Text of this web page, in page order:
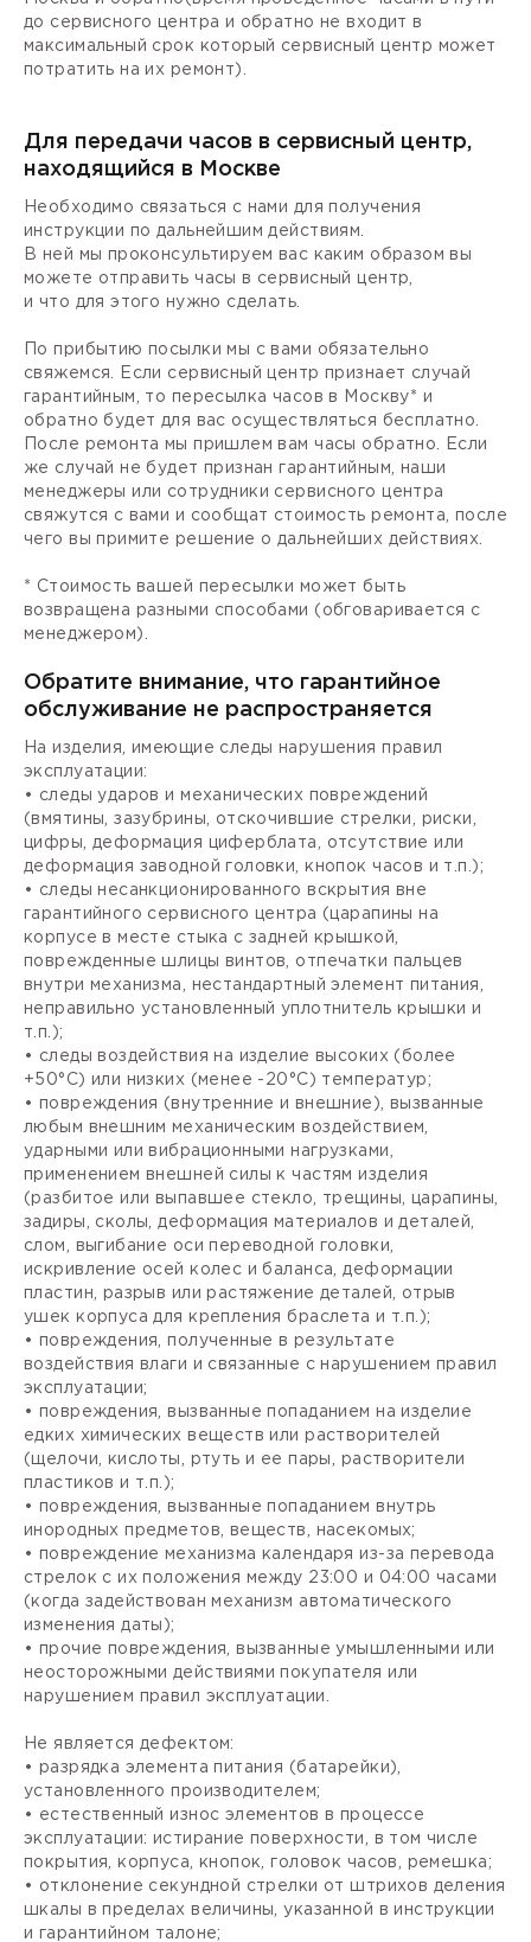
до сервисного центра и обратно не входит в
максимальный срок который сервисный центр может
потратить на их ремонт).
Для передачи часов в сервисный центр,
находящийся в Москве
Необходимо связаться с нами для получения
инструкции по дальнейшим действиям.
В ней мы проконсультируем вас каким образом вы
можете отправить часы в сервисный центр,
и что для этого нужно сделать.
По прибытию посылки мы с вами обязательно
свяжемся. Если сервисный центр признает случай
гарантийным, то пересылка часов в Москву* и
обратно будет для вас осуществляться бесплатно.
После ремонта мы пришлем вам часы обратно. Если
же случай не будет признан гарантийным, наши
менеджеры или сотрудники сервисного центра
свяжутся с вами и сообщат стоимость ремонта, после
чего вы примите решение о дальнейших действиях.
* Стоимость вашей пересылки может быть
возвращена разными способами (обговаривается с
менеджером).
Обратите внимание, что гарантийное
обслуживание не распространяется
На изделия, имеющие следы нарушения правил
эксплуатации:
• следы ударов и механических повреждений
(вмятины, зазубрины, отскочившие стрелки, риски,
цифры, деформация циферблата, отсутствие или
деформация заводной головки, кнопок часов и т.п.);
• следы несанкционированного вскрытия вне
гарантийного сервисного центра (царапины на
корпусе в месте стыка с задней крышкой,
поврежденные шлицы винтов, отпечатки пальцев
внутри механизма, нестандартный элемент питания,
неправильно установленный уплотнитель крышки и
т.п.);
• следы воздействия на изделие высоких (более
+50°С) или низких (менее -20°С) температур;
• повреждения (внутренние и внешние), вызванные
любым внешним механическим воздействием,
ударными или вибрационными нагрузками,
применением внешней силы к частям изделия
(разбитое или выпавшее стекло, трещины, царапины,
задиры, сколы, деформация материалов и деталей,
слом, выгибание оси переводной головки,
искривление осей колес и баланса, деформации
пластин, разрыв или растяжение деталей, отрыв
ушек корпуса для крепления браслета и т.п.);
• повреждения, полученные в результате
воздействия влаги и связанные с нарушением правил
эксплуатации;
• повреждения, вызванные попаданием на изделие
едких химических веществ или растворителей
(щелочи, кислоты, ртуть и ее пары, растворители
пластиков и т.п.);
• повреждения, вызванные попаданием внутрь
инородных предметов, веществ, насекомых;
• повреждение механизма календаря из-за перевода
стрелок с их положения между 23:00 и 04:00 часами
(когда задействован механизм автоматического
изменения даты);
• прочие повреждения, вызванные умышленными или
неосторожными действиями покупателя или
нарушением правил эксплуатации.
Не является дефектом:
• разрядка элемента питания (батарейки),
установленного производителем;
• естественный износ элементов в процессе
эксплуатации: истирание поверхности, в том числе
покрытия, корпуса, кнопок, головок часов, ремешка;
• отклонение секундной стрелки от штрихов деления
шкалы в пределах величины, указанной в инструкции
и гарантийном талоне;